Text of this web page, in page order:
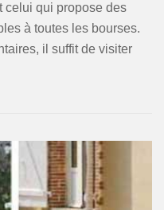
celui qui propose des
à toutes les bourses.
il suffit de visiter